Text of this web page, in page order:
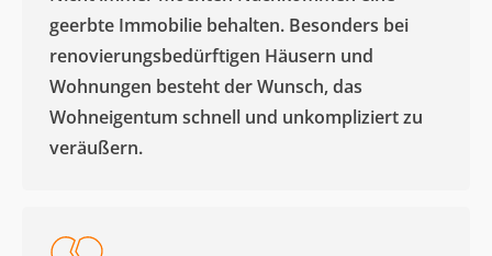
geerbte Immobilie behalten. Besonders bei
renovierungsbedürftigen Häusern und
Wohnungen besteht der Wunsch, das
Wohneigentum schnell und unkompliziert zu
veräußern. ​